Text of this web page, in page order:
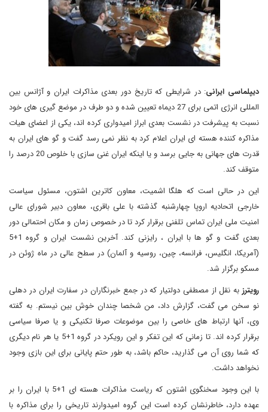
دیپلماسی ایرانی: در شرایطی که تاریخ دور بعدی مذاکرات ایران و آژانس بین
المللی انرژی اتمی برای 27 دیماه تعیین شده و دو طرف در موضع گیری های خود
نسبت به پیشرفت در نشست بعدی ابراز امیدواری کرده اند، یکی از اعضای هیات
مذاکره کننده هسته ای ایران اعلام کرد به نظر نمی رسد گفت و گو های ایران به
قدرت های جهانی به جایی برسد و یا اینکه ایران غنی سازی با خلوص 20 درصد را
متوقف کند.
این در حالی است که هلگا اشمیت، معاون کاترین اشتون، مسئول سیاست
خارجی اتحادیه اروپا چهارشنبه گذشته با علی باقری، معاون دبیر شورای عالی
امنیت ملی ایران تماس تلفنی برقرار کرد تا در خصوص زمان و مکان احتمالی دور
بعدی گفت و گو ها با ایران ، رایزنی کند. آخرین نشست ایران و گروه 1+5
(آمریکا، انگلیس، فرانسه، چین، روسیه و آلمان) در سطح عالی در ماه ژوئن در
مسکو برگزار شد.
رویترز به نقل از مصطفی دولتیار که در جمع خبرنگاران در سفارت ایران در دهلی
نو سخن می گفت، گزارش داد، من شخصا چندان خوش بین نیستم. به گفته
وی، آنها ارتباط های خاصی را بین موضوعات صرفا تکنیکی و یا صرفا سیاسی
برقرار کرده اند. تا زمانی که این تفکر و این رویکرد در گروه 1+5 یا هر نام دیگری
که شما روی آن می گذارید، حاکم باشد، به طور حتم پایانی برای این بازی وجود
نخواهد داشت.
با این وجود سخنگوی اشتون که ریاست مذاکرات هسته ای 1+5 با ایران را بر
عهده دارد، خاطرنشان کرده است این گروه امیدوارند تاریخی را برای مذاکره با